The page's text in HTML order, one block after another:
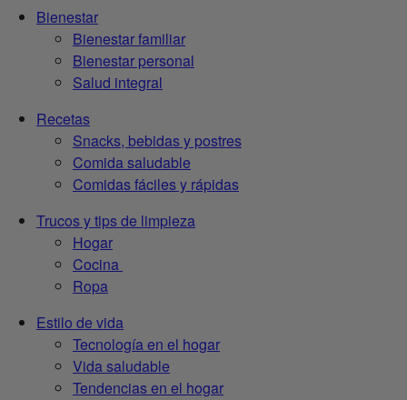
Bienestar
Bienestar familiar
Bienestar personal
Salud integral
Recetas
Snacks, bebidas y postres
Comida saludable
Comidas fáciles y rápidas
Trucos y tips de limpieza
Hogar
Cocina
Ropa
Estilo de vida
Tecnología en el hogar
Vida saludable
Tendencias en el hogar